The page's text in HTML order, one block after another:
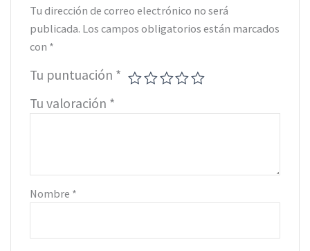
Tu dirección de correo electrónico no será
publicada. Los campos obligatorios están marcados
con *
Tu puntuación *
Tu valoración *
Nombre *